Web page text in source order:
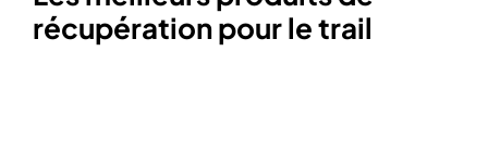
récupération pour le trail